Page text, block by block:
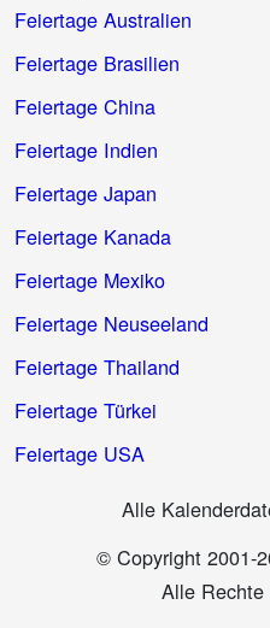
Feiertage Australien
Feiertage Brasilien
Feiertage China
Feiertage Indien
Feiertage Japan
Feiertage Kanada
Feiertage Mexiko
Feiertage Neuseeland
Feiertage Thailand
Feiertage Türkei
Feiertage USA
Alle
© Copyright 2001-
Alle Rechte